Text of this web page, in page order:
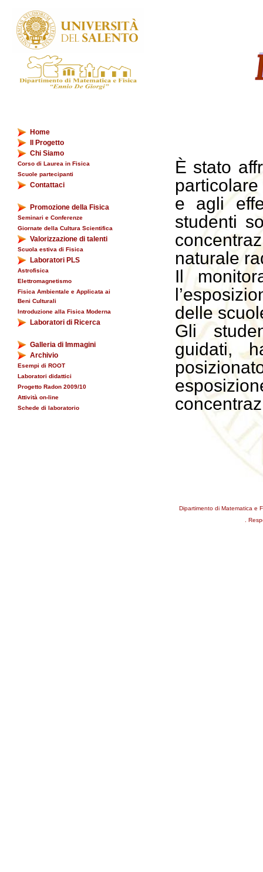
Home
Il Progetto
Chi Siamo
Corso di Laurea in Fisica
Scuole partecipanti
Contattaci
Promozione della Fisica
Seminari e Conferenze
Giornate della Cultura Scientifica
Valorizzazione di talenti
Scuola estiva di Fisica
Laboratori PLS
Astrofisica
Elettromagnetismo
Fisica Ambientale e Applicata ai
Beni Culturali
Introduzione alla Fisica Moderna
Laboratori di Ricerca
Galleria di Immagini
Archivio
Esempi di ROOT
Laboratori didattici
Progetto Radon 2009/10
Attività on-line
Schede di laboratorio
È stato
e agli
studenti
naturale
Il
delle
Gli
guidati,
Dipartimento di Matematica e
.